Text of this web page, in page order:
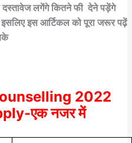
दस्तावेज लगेंगे कितने फी देने पड़ेंगे
इसलिए इस आर्टिकल को पूरा जरूर पढ़ें
2022
एक नजर में